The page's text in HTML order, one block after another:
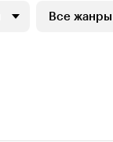
Все жанры